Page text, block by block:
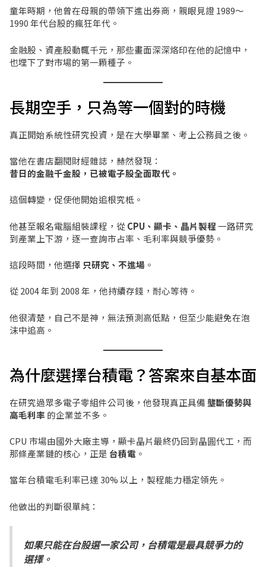
童年時期，他曾在母親的帶領下進出券商，親眼見證 1989～
1990 年代台股的瘋狂年代。
金融股、資產股動輒千元，那些畫面深深烙印在他的記憶中，
也埋下了對市場的第一顆種子。
長期空手，只為等一個對的時機
真正開始系統性研究投資，是在大學畢業、考上公務員之後。
當他在書店翻閱財經雜誌，赫然發現：
昔日的金融千金股，已被電子股全面取代。
這個轉變，促使他開始追根究柢。
他甚至報名電腦組裝課程，從CPU、顯卡、晶片製程一路研究
到產業上下游，逐一查詢市占率、毛利率與競爭優勢。
這段時間，他選擇 只研究、不進場 。
從 2004 年到 2008 年，他持續存錢，耐心等待。
他很清楚，自己不是神，無法預測高低點，但至少能避免在泡
沫中追高。
為什麼選擇台積電？答案來自基本面
在研究過眾多電子零組件公司後，他發現真正具備壟斷優勢與
高毛利率 的企業並不多。
CPU 市場由國外大廠主導，顯卡晶片最終仍回到晶圓代工，而
那條產業鏈的核心，正是 台積電 。
當年台積電毛利率已達 30% 以上，製程能力穩定領先。
他做出的判斷很單純：
如果只能在台股選一家公司，台積電是最具競爭力的
選擇。